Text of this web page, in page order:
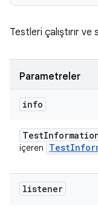
Testleri çalıştırır ve
Parametreler
info
Test
içeren
Test
listener